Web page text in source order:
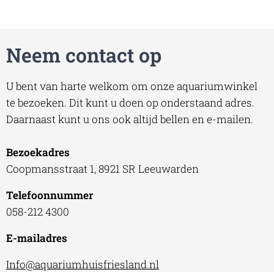
Neem contact op
U bent van harte welkom om onze aquariumwinkel
te bezoeken. Dit kunt u doen op onderstaand adres.
Daarnaast kunt u ons ook altijd bellen en e-mailen.
Bezoekadres
Coopmansstraat 1, 8921 SR Leeuwarden
Telefoonnummer
058-212 4300
E-mailadres
Info@aquariumhuisfriesland.nl